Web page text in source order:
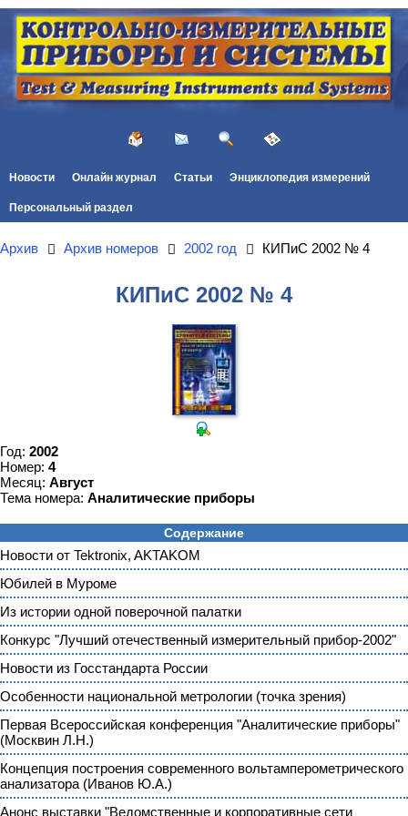
Новости Онлайн журнал Статьи Энциклопедия измерений
Персональный раздел
Архив Архив номеров 2002 год КИПиС 2002 № 4
КИПиС 2002 № 4
Год: 2002
Номер: 4
Месяц: Август
Тема номера: Аналитические приборы
Содержание
Новости от Tektronix, AKTAKOM
Юбилей в Муроме
Из истории одной поверочной палатки
Конкурс "Лучший отечественный измерительный прибор-2002"
Новости из Госстандарта России
Особенности национальной метрологии (точка зрения)
Первая Всероссийская конференция "Аналитические приборы"
(Москвин Л.Н.)
Концепция построения современного вольтамперометрического
анализатора (Иванов Ю.А.)
Анонс выставки "Ведомственные и корпоративные сети